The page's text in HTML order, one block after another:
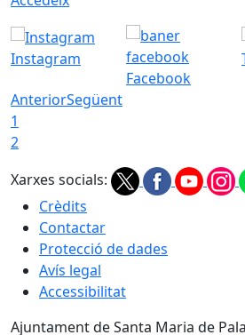
Instagram
Facebook
AnteriorSegüent
1
2
Xarxes socials:
Crèdits
Contactar
Protecció de dades
Avís legal
Accessibilitat
Ajuntament de Santa Maria de